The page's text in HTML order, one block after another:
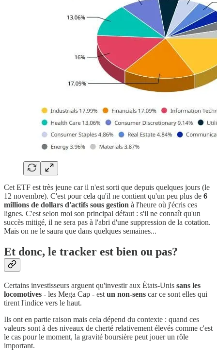
Cet ETF est très jeune car il n'est sorti que depuis quelques jours (le
12 novembre). C'est pour cela qu'il ne contient qu'un peu plus de 6
millions de dollars d'actifs sous gestion à l'heure où j'écris ces
lignes. C'est selon moi son principal défaut : s'il ne connaît qu'un
succès mitigé, il ne sera pas à l'abri d'une suppression de la cotation.
Mais on ne le saura que dans quelques semaines...
Et donc, le tracker est bien ou pas?
Certains investisseurs arguent qu'investir aux États-Unis sans les
locomotives - les Mega Cap - est un non-sens car ce sont elles qui
tirent l'indice vers le haut.
Ils ont en partie raison mais cela dépend du contexte : quand ces
valeurs sont à des niveaux de cherté relativement élevés comme c'est
le cas pour le moment, la gravité boursière peut jouer un rôle
important.